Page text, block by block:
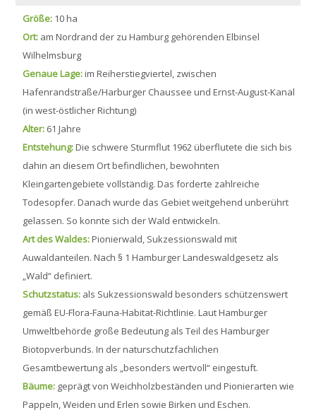
Größe: 10 ha
Ort: am Nordrand der zu Hamburg gehörenden Elbinsel
Wilhelmsburg
Genaue Lage:im Reiherstiegviertel, zwischen
Hafenrandstraße/Harburger Chaussee und Ernst-August-Kanal
(in west-östlicher Richtung)
Alter: 61 Jahre
Entstehung:Die schwere Sturmflut 1962 überflutete die sich bis
dahin an diesem Ort befindlichen, bewohnten
Kleingartengebiete vollständig. Das forderte zahlreiche
Todesopfer. Danach wurde das Gebiet weitgehend unberührt
gelassen. So konnte sich der Wald entwickeln.
Art des Waldes:Pionierwald, Sukzessionswald mit
Auwaldanteilen. Nach § 1 Hamburger Landeswaldgesetz als
„Wald“ definiert.
Schutzstatus: als Sukzessionswald besonders schützenswert
gemäß EU-Flora-Fauna-Habitat-Richtlinie. Laut Hamburger
Umweltbehörde große Bedeutung als Teil des Hamburger
Biotopverbunds. In der naturschutzfachlichen
Gesamtbewertung als „besonders wertvoll“ eingestuft.
Bäume: geprägt von Weichholzbeständen und Pionierarten wie
Pappeln, Weiden und Erlen sowie Birken und Eschen.